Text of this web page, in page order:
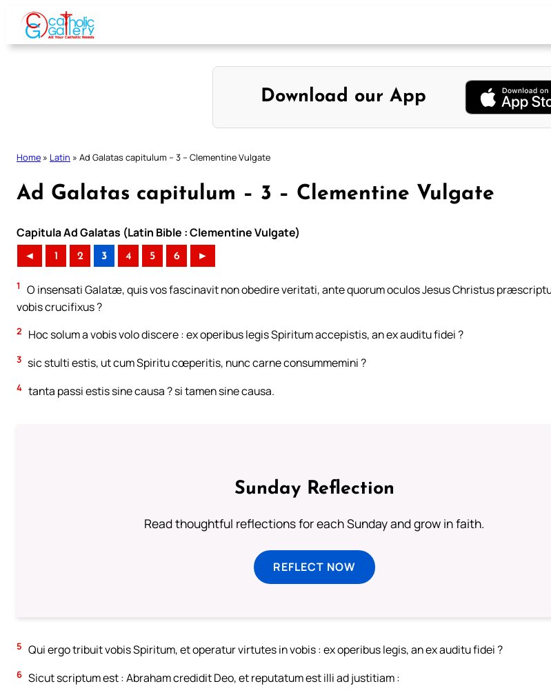
Skip
content
Download our App
Home » Latin » Ad Galatas capitulum – 3 – Clementine Vulgate
Ad Galatas capitulum – 3 – Clementine Vulgate
Capitula Ad Galatas (Latin Bible : Clementine Vulgate)
◄ 1 2 3 4 5 6 ►
1
O insensati Galatæ, quis vos fascinavit non obedire veritati, ante quorum oculos Jesus Christus
vobis crucifixus ?
2 Hoc solum a vobis volo discere : ex operibus legis Spiritum accepistis, an ex auditu fidei ?
3 sic stulti estis, ut cum Spiritu cœperitis, nunc carne consummemini ?
4 tanta passi estis sine causa ? si tamen sine causa.
Sunday Reflection
Read thoughtful reflections for each Sunday and grow in faith.
REFLECT NOW
5 Qui ergo tribuit vobis Spiritum, et operatur virtutes in vobis : ex operibus legis, an ex auditu fidei ?
6 Sicut scriptum est : Abraham credidit Deo, et reputatum est illi ad justitiam :